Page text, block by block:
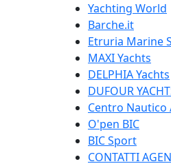
Yachting World
Barche.it
Etruria Marine
MAXI Yachts
DELPHIA Yachts
DUFOUR
Centro Nautico
O'pen BIC
BIC Sport
CONTATTI